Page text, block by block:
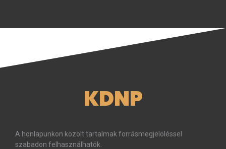
KDNP
A honlapunkon közölt tartalmak forrásmegjelöléssel
szabadon felhasználhatók.